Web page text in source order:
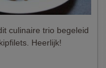
culinaire trio begeleid
Heerlijk!